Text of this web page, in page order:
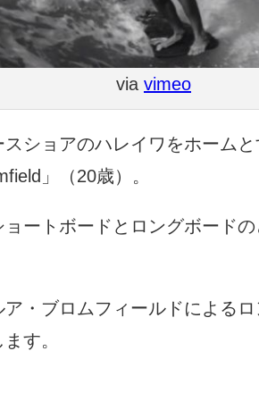
via vimeo
ショアのハレイワをホーム
」（20歳）。
ートボードとロングボード
・ブロムフィールドによる
す。